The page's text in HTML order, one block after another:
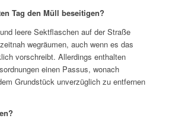
Tag den Müll beseitigen?
leere Sektflaschen auf der Straße
wegräumen, auch wenn es das
vorschreibt. Allerdings enthalten
einen Passus, wonach
Grundstück unverzüglich zu entfernen